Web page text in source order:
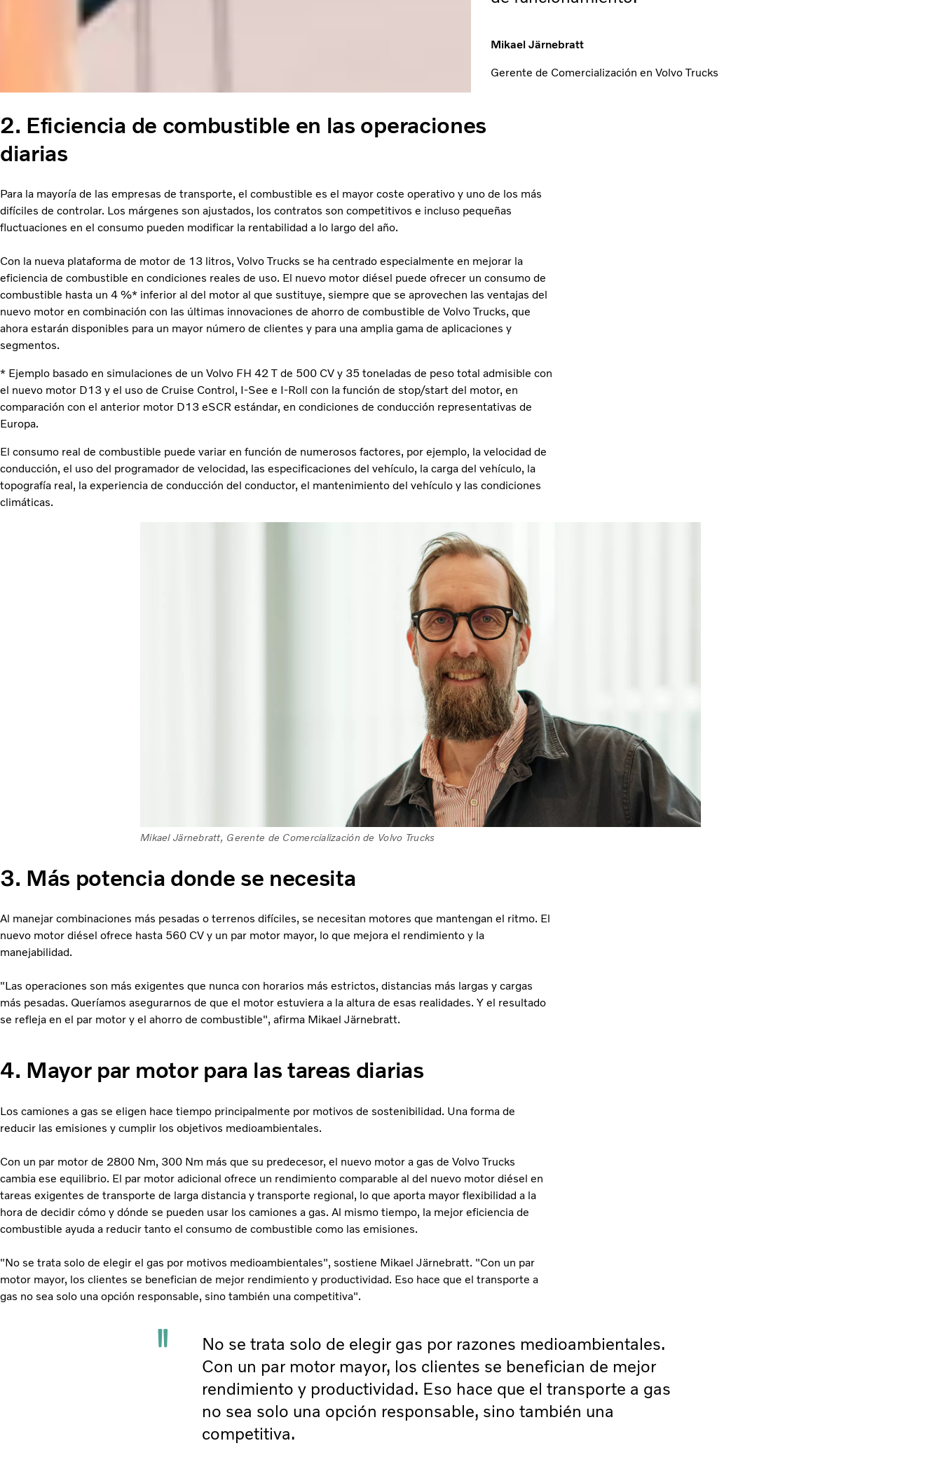
Mikael Järnebratt
Gerente de Comercialización en Volvo Trucks
2. Eficiencia de combustible en las operaciones
diarias
Para la mayoría de las empresas de transporte, el combustible es el mayor coste operativo y uno de los más
difíciles de controlar. Los márgenes son ajustados, los contratos son competitivos e incluso pequeñas
fluctuaciones en el consumo pueden modificar la rentabilidad a lo largo del año.
Con la nueva plataforma de motor de 13 litros, Volvo Trucks se ha centrado especialmente en mejorar la
eficiencia de combustible en condiciones reales de uso. El nuevo motor diésel puede ofrecer un consumo de
combustible hasta un 4 %* inferior al del motor al que sustituye, siempre que se aprovechen las ventajas del
nuevo motor en combinación con las últimas innovaciones de ahorro de combustible de Volvo Trucks, que
ahora estarán disponibles para un mayor número de clientes y para una amplia gama de aplicaciones y
segmentos.
* Ejemplo basado en simulaciones de un Volvo FH 42 T de 500 CV y 35 toneladas de peso total admisible con
el nuevo motor D13 y el uso de Cruise Control, I-See e I-Roll con la función de stop/start del motor, en
comparación con el anterior motor D13 eSCR estándar, en condiciones de conducción representativas de
Europa.
El consumo real de combustible puede variar en función de numerosos factores, por ejemplo, la velocidad de
conducción, el uso del programador de velocidad, las especificaciones del vehículo, la carga del vehículo, la
topografía real, la experiencia de conducción del conductor, el mantenimiento del vehículo y las condiciones
climáticas.
Mikael Järnebratt, Gerente de Comercialización de Volvo Trucks
3. Más potencia donde se necesita
Al manejar combinaciones más pesadas o terrenos difíciles, se necesitan motores que mantengan el ritmo. El
nuevo motor diésel ofrece hasta 560 CV y un par motor mayor, lo que mejora el rendimiento y la
manejabilidad.
"Las operaciones son más exigentes que nunca con horarios más estrictos, distancias más largas y cargas
más pesadas. Queríamos asegurarnos de que el motor estuviera a la altura de esas realidades. Y el resultado
se refleja en el par motor y el ahorro de combustible", afirma Mikael Järnebratt.
4. Mayor par motor para las tareas diarias
Los camiones a gas se eligen hace tiempo principalmente por motivos de sostenibilidad. Una forma de
reducir las emisiones y cumplir los objetivos medioambientales.
Con un par motor de 2800 Nm, 300 Nm más que su predecesor, el nuevo motor a gas de Volvo Trucks
cambia ese equilibrio. El par motor adicional ofrece un rendimiento comparable al del nuevo motor diésel en
tareas exigentes de transporte de larga distancia y transporte regional, lo que aporta mayor flexibilidad a la
hora de decidir cómo y dónde se pueden usar los camiones a gas. Al mismo tiempo, la mejor eficiencia de
combustible ayuda a reducir tanto el consumo de combustible como las emisiones.
"No se trata solo de elegir el gas por motivos medioambientales", sostiene Mikael Järnebratt. "Con un par
motor mayor, los clientes se benefician de mejor rendimiento y productividad. Eso hace que el transporte a
gas no sea solo una opción responsable, sino también una competitiva".
No se trata solo de elegir gas por razones medioambientales.
Con un par motor mayor, los clientes se benefician de mejor
rendimiento y productividad. Eso hace que el transporte a gas
no sea solo una opción responsable, sino también una
competitiva.